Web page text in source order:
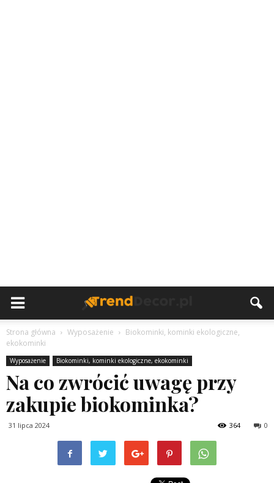
Strona główna Wyposażenie
Biokominki, kominki ekologiczne,
ekokominki
Wyposażenie Biokominki, kominki ekologiczne, ekokominki
Na co zwrócić uwagę przy
zakupie biokominka?
31 lipca 2024 0
364